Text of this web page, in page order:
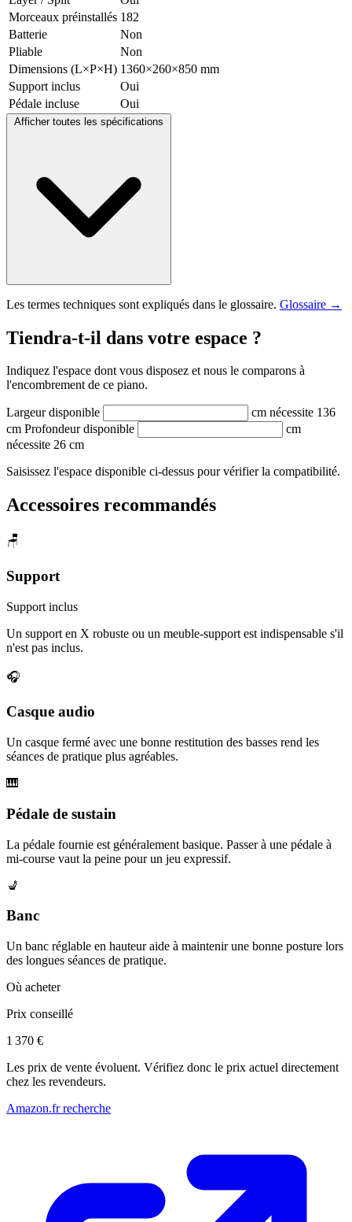
Morceaux préinstallés 182
Batterie
Non
Pliable
Non
Dimensions (L×P×H) 1360×260×850 mm
Support inclus
Oui
Pédale incluse
Oui
Afficher toutes les spécifications
Les termes techniques sont expliqués dans le glossaire. Glossaire →
Tiendra-t-il dans votre espace ?
Indiquez l'espace dont vous disposez et nous le comparons à
l'encombrement de ce piano.
Largeur disponible cm nécessite 136
cm Profondeur disponible
cm
nécessite 26 cm
Saisissez l'espace disponible ci-dessus pour vérifier la compatibilité.
Accessoires recommandés
🪑
Support
Support inclus
Un support en X robuste ou un meuble-support est indispensable s'il
n'est pas inclus.
🎧
Casque audio
Un casque fermé avec une bonne restitution des basses rend les
séances de pratique plus agréables.
🎹
Pédale de sustain
La pédale fournie est généralement basique. Passer à une pédale à
mi-course vaut la peine pour un jeu expressif.
💺
Banc
Un banc réglable en hauteur aide à maintenir une bonne posture lors
des longues séances de pratique.
Où acheter
Prix conseillé
1 370 €
Les prix de vente évoluent. Vérifiez donc le prix actuel directement
chez les revendeurs.
Amazon.fr recherche